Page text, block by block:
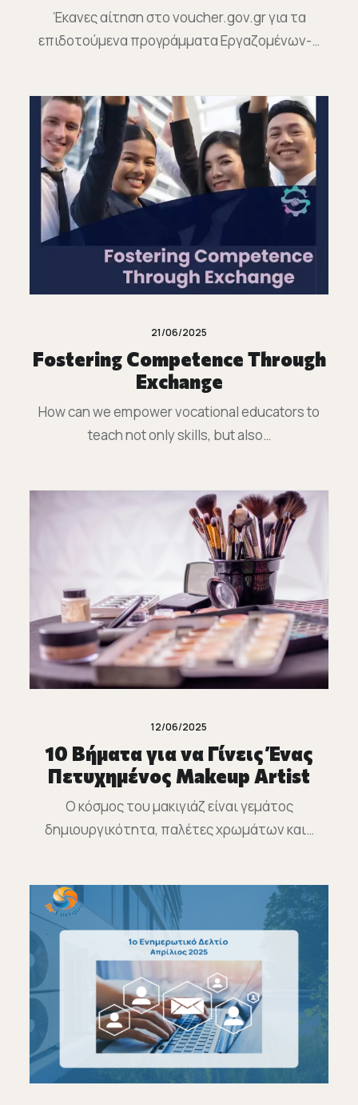
Έκανες αίτηση στο voucher.gov.gr για τα
επιδοτούμενα προγράμματα Εργαζομένων-…
21/06/2025
Fostering Competence Through
Exchange
How can we empower vocational educators to
teach not only skills, but also…
12/06/2025
10 Βήματα για να Γίνεις Ένας
Πετυχημένος Makeup Artist
Ο κόσμος του μακιγιάζ είναι γεμάτος
δημιουργικότητα, παλέτες χρωμάτων και…